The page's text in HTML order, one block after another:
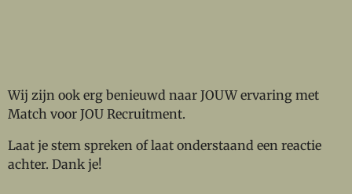
Wij zijn ook erg benieuwd naar JOUW ervaring met
Match voor JOU Recruitment.
Laat je stem spreken of laat onderstaand een reactie
achter. Dank je!